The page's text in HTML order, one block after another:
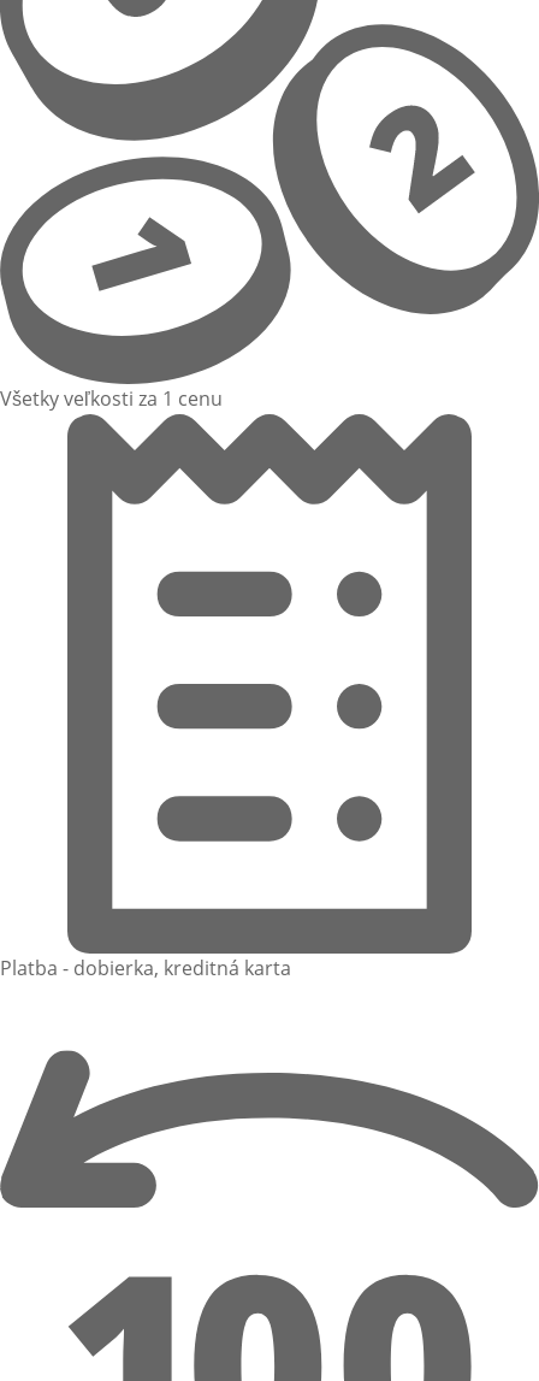
Všetky veľkosti za 1 cenu
Platba - dobierka, kreditná karta